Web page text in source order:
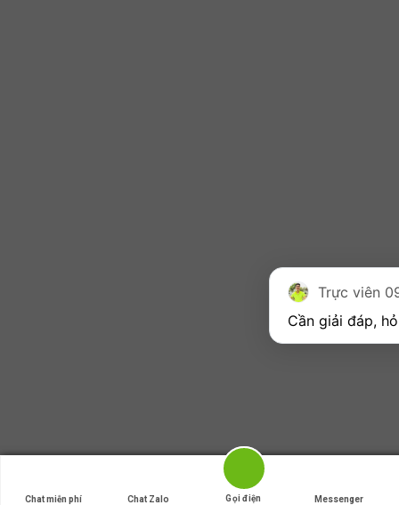
Chat miễn phí Chat Zalo Gọi điện Messenger
Chat miễn phí Chat Zalo Gọi điện Messenger
Cần giải đáp,